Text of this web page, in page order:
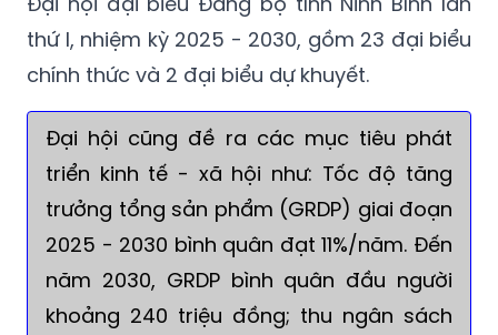
thứ I, nhiệm kỳ 2025 - 2030, gồm 23 đại biểu
chính thức và 2 đại biểu dự khuyết.
Đại hội cũng đề ra các mục tiêu phát
triển kinh tế - xã hội như: Tốc độ tăng
trưởng tổng sản phẩm (GRDP) giai đoạn
2025 - 2030 bình quân đạt 11%/năm. Đến
năm 2030, GRDP bình quân đầu người
khoảng 240 triệu đồng; thu ngân sách